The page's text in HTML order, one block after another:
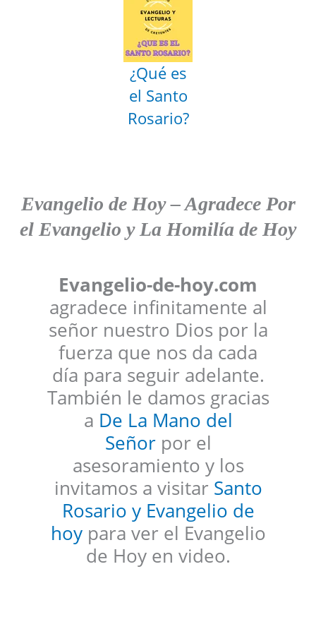
¿Qué es
el Santo
Rosario?
Evangelio de Hoy–Agradece Por
el Evangelio y La Homilía de Hoy
Evangelio-de-hoy.com
agradece infinitamente al
señor nuestro Dios por la
fuerza que nos da cada
día para seguir adelante.
También le damos gracias
a De La Mano del
Señorpor el
asesoramiento y los
invitamos a visitar Santo
Rosario y Evangelio de
hoypara ver el Evangelio
de Hoy en video.